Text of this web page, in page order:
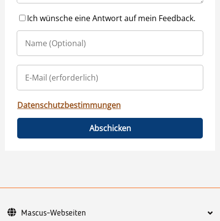
Ich wünsche eine Antwort auf mein Feedback.
Datenschutzbestimmungen
Abschicken
Mascus-Webseiten